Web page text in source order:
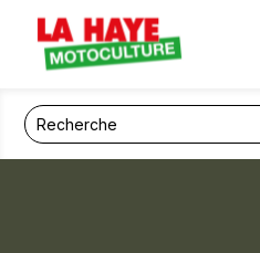
Panneau de gestion des cookies